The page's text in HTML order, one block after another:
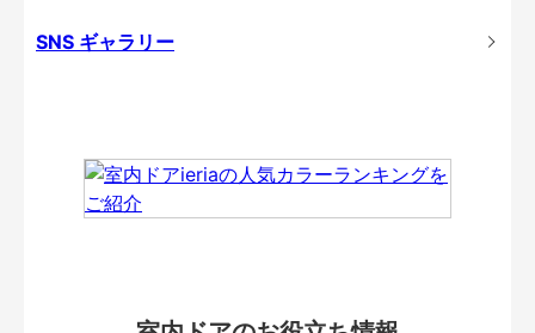
SNS ギャラリー